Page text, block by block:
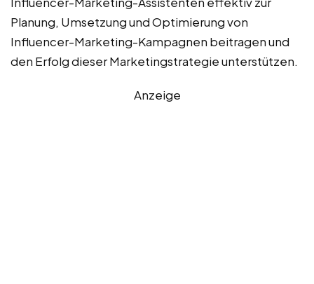
Planung, Umsetzung und Optimierung von
Influencer-Marketing-Kampagnen beitragen und
den Erfolg dieser Marketingstrategie unterstützen.
Anzeige